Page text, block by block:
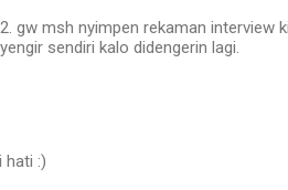
gw msh nyimpen rekaman interview
sendiri kalo didengerin lagi.
hati :)